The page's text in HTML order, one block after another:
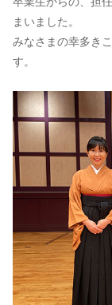
まいました。
みなさまの幸多き
す。